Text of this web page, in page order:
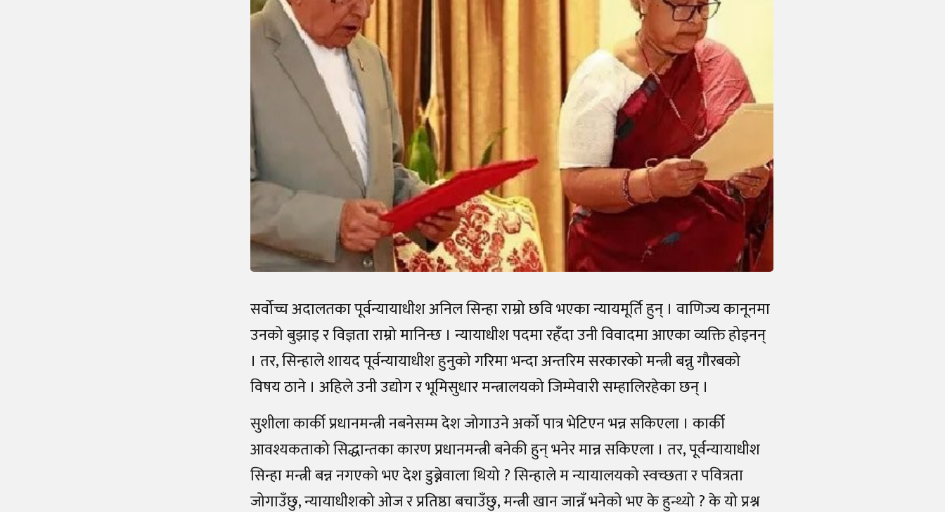
सर्वोच्च अदालतका पूर्वन्यायाधीश अनिल सिन्हा राम्रो छवि भएका न्यायमूर्ति हुन् । वाणिज्य कानूनमा
उनको बुझाइ र विज्ञता राम्रो मानिन्छ । न्यायाधीश पदमा रहँदा उनी विवादमा आएका व्यक्ति होइनन्
। तर, सिन्हाले शायद पूर्वन्यायाधीश हुनुको गरिमा भन्दा अन्तरिम सरकारको मन्त्री बन्नु गौरबको
विषय ठाने । अहिले उनी उद्योग र भूमिसुधार मन्त्रालयको जिम्मेवारी सम्हालिरहेका छन् ।
सुशीला कार्की प्रधानमन्त्री नबनेसम्म देश जोगाउने अर्को पात्र भेटिएन भन्न सकिएला । कार्की
आवश्यकताको सिद्धान्तका कारण प्रधानमन्त्री बनेकी हुन् भनेर मान्न सकिएला । तर, पूर्वन्यायाधीश
सिन्हा मन्त्री बन्न नगएको भए देश डुब्नेवाला थियो ? सिन्हाले म न्यायालयको स्वच्छता र पवित्रता
जोगाउँछु, न्यायाधीशको ओज र प्रतिष्ठा बचाउँछु, मन्त्री खान जान्नँ भनेको भए के हुन्थ्यो ? के यो प्रश्न